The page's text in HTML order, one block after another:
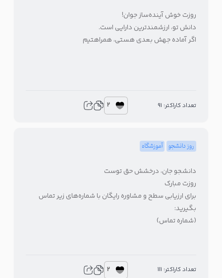
روزت خوش آینده‌ساز جوان!
دانش تو، ارزشمندترین دارایی است.
اگر آماده جهش بعدی هستی، همراهتیم
تعداد کاراکتر: 91 2
روز دانشجو آموزشگاه
دانشجو جان، درخشش حق توست
روزت مبارک
برای ارزیابی سطح و مشاوره رایگان با شماره‌های زیر تماس
بگیرید:
(شماره تماس)
تعداد کاراکتر: 111 2